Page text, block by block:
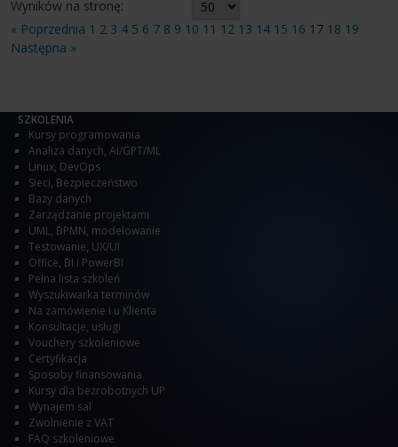
Wyników na stronę:
« Poprzednia 1 2 3 4 5 6 7 8 9 10 11 12 13 14 15 16 17 18 19
Następna »
SZKOLENIA
Kursy programowania
Analiza danych, AI/GPT/ML
Linux, DevOps
Sieci, Bezpieczeństwo
Bazy danych
Zarządzanie projektami
UML, BPMN, modelowanie
Testowanie, UX/UI
Office, BI i PowerBI
Pełna lista szkoleń
Wyszukiwarka terminów
Na zamówienie i u Klienta
Konsultacje, usługi
Vouchery szkoleniowe
Certyfikacja
Sposoby finansowania
Kursy dla bezrobotnych UP
Wynajem sal
Zwolnienie z VAT
FAQ szkoleniowe